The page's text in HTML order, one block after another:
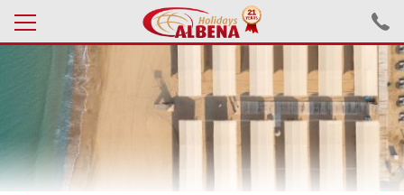
Проверка на резервация
ПОЧИВКИ С АВТОБУС 2026
ПОЧИВКИ СЪС САМОЛЕТ